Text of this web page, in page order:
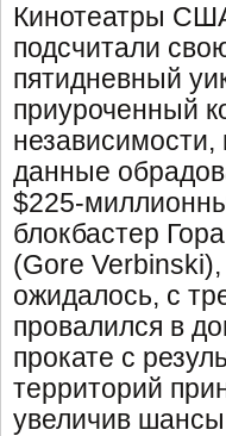
Кинотеатры
подсчитали
пятидневный
приуроченный
независимости,
данные
$225-
блокбастер
(Gore Verbinski),
ожидалось, с
провалился в
прокате с
территорий
увеличив